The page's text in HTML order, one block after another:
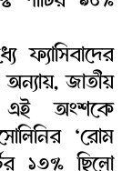
ফ্যাসিবাদের
অন্যায়, জাতীয়
এই অংশকে
‘রোম
১৩% ছিলো